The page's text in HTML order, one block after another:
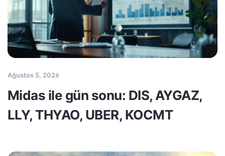
Ağustos 5, 2026
Midas ile gün sonu: DIS, AYGAZ,
LLY, THYAO, UBER, KOCMT